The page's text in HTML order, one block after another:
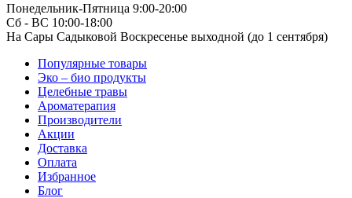
Понедельник-Пятница 9:00-20:00
Сб - ВС 10:00-18:00
На Сары Садыковой Воскресенье выходной (до 1 сентября)
Популярные товары
Эко – био продукты
Целебные травы
Ароматерапия
Производители
Акции
Доставка
Оплата
Избранное
Блог